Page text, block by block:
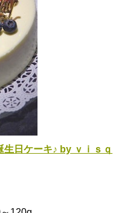
日ケーキ♪ by ｖｉｓｑ